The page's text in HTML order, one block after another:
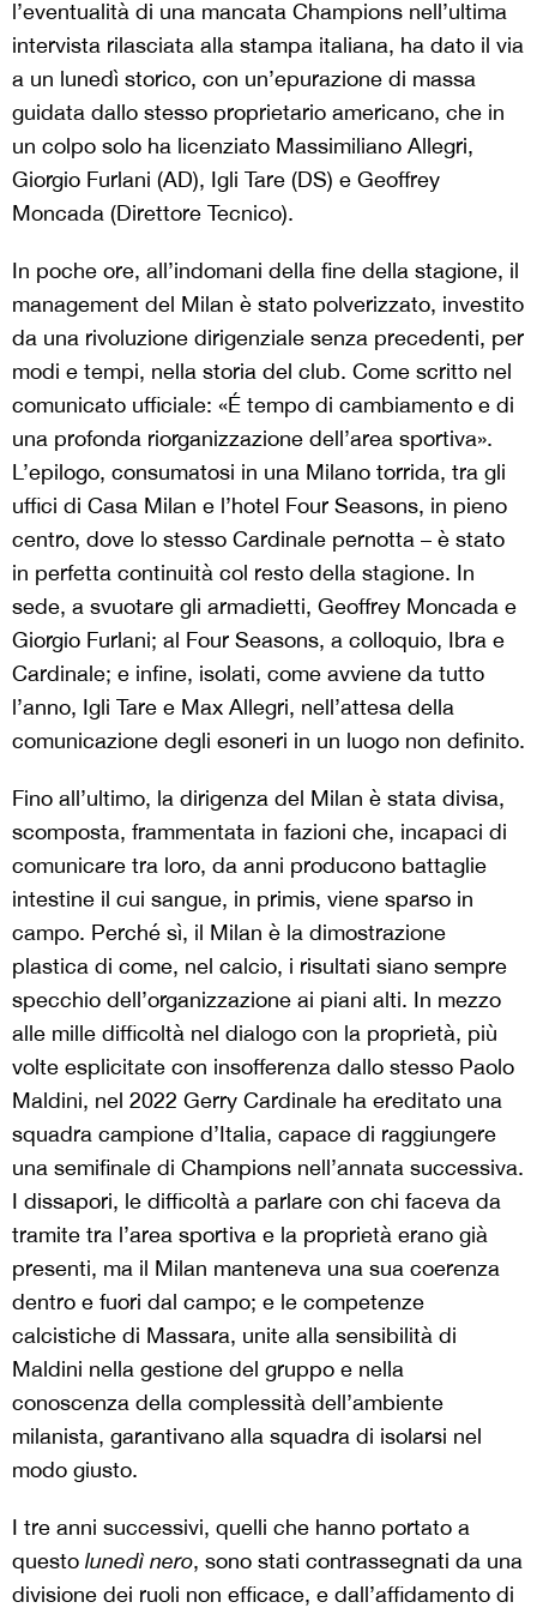
l’eventualità di una mancata Champions nell’ultima
intervista rilasciata alla stampa italiana, ha dato il via
a un lunedì storico, con un’epurazione di massa
guidata dallo stesso proprietario americano, che in
un colpo solo ha licenziato Massimiliano Allegri,
Giorgio Furlani (AD), Igli Tare (DS) e Geoffrey
Moncada (Direttore Tecnico).
In poche ore, all’indomani della fine della stagione, il
management del Milan è stato polverizzato, investito
da una rivoluzione dirigenziale senza precedenti, per
modi e tempi, nella storia del club. Come scritto nel
comunicato ufficiale: «É tempo di cambiamento e di
una profonda riorganizzazione dell’area sportiva».
L’epilogo, consumatosi in una Milano torrida, tra gli
uffici di Casa Milan e l’hotel Four Seasons, in pieno
centro, dove lo stesso Cardinale pernotta – è stato
in perfetta continuità col resto della stagione. In
sede, a svuotare gli armadietti, Geoffrey Moncada e
Giorgio Furlani; al Four Seasons, a colloquio, Ibra e
Cardinale; e infine, isolati, come avviene da tutto
l’anno, Igli Tare e Max Allegri, nell’attesa della
comunicazione degli esoneri in un luogo non definito.
Fino all’ultimo, la dirigenza del Milan è stata divisa,
scomposta, frammentata in fazioni che, incapaci di
comunicare tra loro, da anni producono battaglie
intestine il cui sangue, in primis, viene sparso in
campo. Perché sì, il Milan è la dimostrazione
plastica di come, nel calcio, i risultati siano sempre
specchio dell’organizzazione ai piani alti. In mezzo
alle mille difficoltà nel dialogo con la proprietà, più
volte esplicitate con insofferenza dallo stesso Paolo
Maldini, nel 2022 Gerry Cardinale ha ereditato una
squadra campione d’Italia, capace di raggiungere
una semifinale di Champions nell’annata successiva.
I dissapori, le difficoltà a parlare con chi faceva da
tramite tra l’area sportiva e la proprietà erano già
presenti, ma il Milan manteneva una sua coerenza
dentro e fuori dal campo; e le competenze
calcistiche di Massara, unite alla sensibilità di
Maldini nella gestione del gruppo e nella
conoscenza della complessità dell’ambiente
milanista, garantivano alla squadra di isolarsi nel
modo giusto.
I tre anni successivi, quelli che hanno portato a
questo lunedì nero, sono stati contrassegnati da una
divisione dei ruoli non efficace, e dall’affidamento di